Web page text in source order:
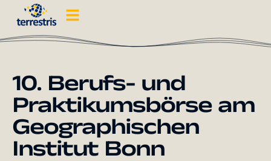
10. Berufs- und
Praktikumsbörse am
Geographischen
Institut Bonn